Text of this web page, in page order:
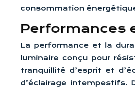
consommation
Performances
La performance et la
luminaire conçu pour
tranquillité d’esprit et
d’éclairage intempestifs.